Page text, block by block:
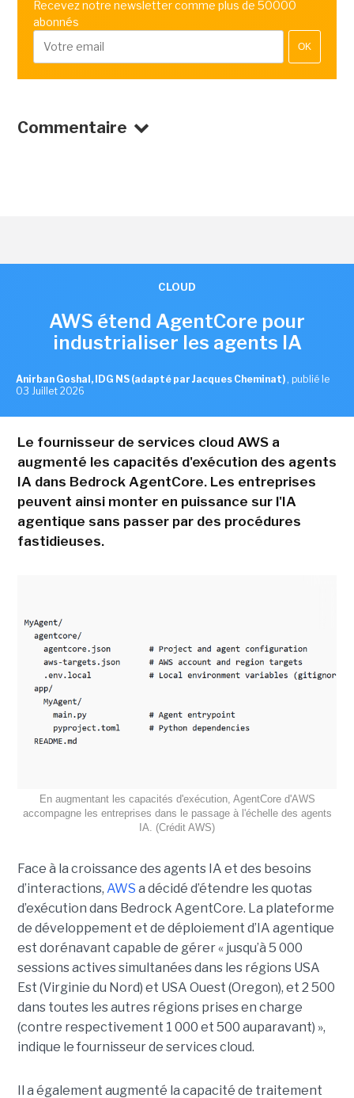
Recevez notre newsletter comme plus de 50000
abonnés
OK
Commentaire
CLOUD
AWS étend AgentCore pour
industrialiser les agents IA
Anirban Goshal, IDG NS (adapté par Jacques Cheminat) , publié le
03 Juillet 2026
Le fournisseur de services cloud AWS a
augmenté les capacités d'exécution des agents
IA dans Bedrock AgentCore. Les entreprises
peuvent ainsi monter en puissance sur l'IA
agentique sans passer par des procédures
fastidieuses.
En augmentant les capacités d'exécution, AgentCore d'AWS
accompagne les entreprises dans le passage à l'échelle des agents
IA. (Crédit AWS)
Face à la croissance des agents IA et des besoins
d’interactions, AWS a décidé d’étendre les quotas
d’exécution dans Bedrock AgentCore. La plateforme
de développement et de déploiement d’IA agentique
est dorénavant capable de gérer « jusqu’à 5 000
sessions actives simultanées dans les régions USA
Est (Virginie du Nord) et USA Ouest (Oregon), et 2 500
dans toutes les autres régions prises en charge
(contre respectivement 1 000 et 500 auparavant) »,
indique le fournisseur de services cloud.
Il a également augmenté la capacité de traitement